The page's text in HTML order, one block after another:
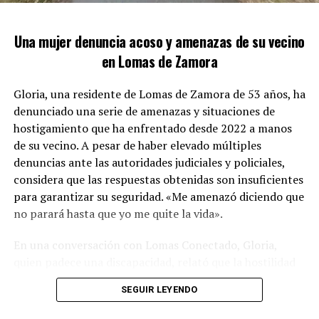
ingresar rápidamente a la propiedad, evitando así que el
sospechoso pudiera escapar.
El resultado del operativo fue la incautación de124
Una mujer denuncia acoso y amenazas de su vecino
en Lomas de Zamora
Gloria, una residente de Lomas de Zamora de 53 años, ha
denunciado una serie de amenazas y situaciones de
hostigamiento que ha enfrentado desde 2022 a manos
de su vecino. A pesar de haber elevado múltiples
denuncias ante las autoridades judiciales y policiales,
considera que las respuestas obtenidas son insuficientes
para garantizar su seguridad. «Me amenazó diciendo que
no parará hasta que yo me quite la vida».
En una conversación con Lomas Conectado, Gloria,
comenzó hace más de tres años. «En una ocasión,
cuando reclamé por el ruido, él se bajó los pantalones y
SEGUIR LEYENDO